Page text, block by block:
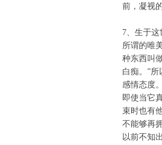
前，凝视
7、生于这
所谓的唯
种东西叫
白痴。”
感情态度。
即使当它
束时也有
不能够再
以前不知